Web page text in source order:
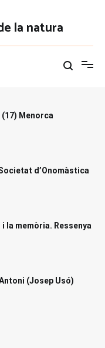
la natura
Menorca
d’Onomàstica
la memòria. Ressenya
(Josep Usó)